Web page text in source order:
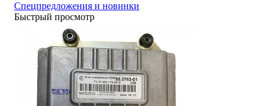
Спецпредложения и новинки
Быстрый просмотр